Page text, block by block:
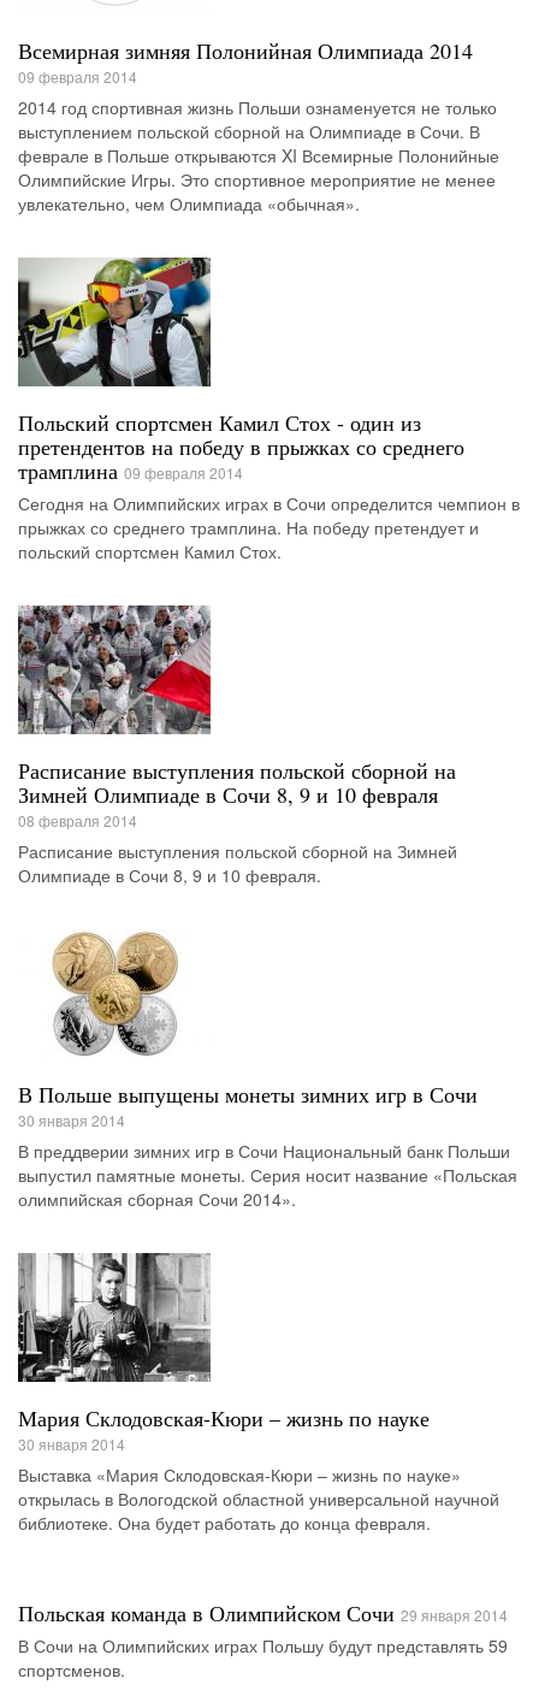
Всемирная зимняя Полонийная Олимпиада 2014
09 февраля 2014
2014 год спортивная жизнь Польши ознаменуется не только
выступлением польской сборной на Олимпиаде в Сочи. В
феврале в Польше открываются XI Всемирные Полонийные
Олимпийские Игры. Это спортивное мероприятие не менее
увлекательно, чем Олимпиада «обычная».
Польский спортсмен Камил Стох - один из
претендентов на победу в прыжках со среднего
трамплина 09 февраля 2014
Сегодня на Олимпийских играх в Сочи определится чемпион в
прыжках со среднего трамплина. На победу претендует и
польский спортсмен Камил Стох.
Расписание выступления польской сборной на
Зимней Олимпиаде в Сочи 8, 9 и 10 февраля
08 февраля 2014
Расписание выступления польской сборной на Зимней
Олимпиаде в Сочи 8, 9 и 10 февраля.
В Польше выпущены монеты зимних игр в Сочи
30 января 2014
В преддверии зимних игр в Сочи Национальный банк Польши
выпустил памятные монеты. Серия носит название «Польская
олимпийская сборная Сочи 2014».
Мария Склодовская-Кюри – жизнь по науке
30 января 2014
Выставка «Мария Склодовская-Кюри – жизнь по науке»
открылась в Вологодской областной универсальной научной
библиотеке. Она будет работать до конца февраля.
Польская команда в Олимпийском Сочи 29 января 2014
В Сочи на Олимпийских играх Польшу будут представлять 59
спортсменов.